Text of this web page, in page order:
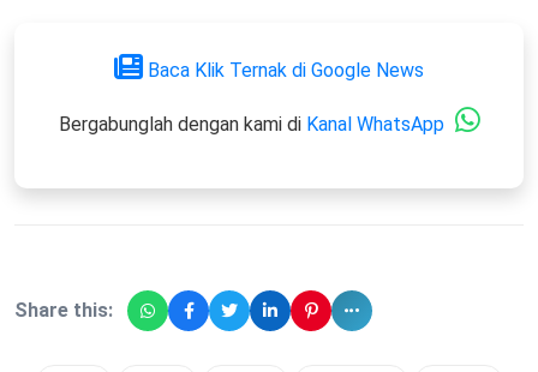
Baca Klik Ternak di Google News
Bergabunglah dengan kami di Kanal WhatsApp
Share this: